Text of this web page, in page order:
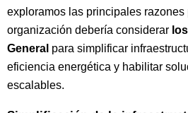
exploramos las principales razones
organización debería considerar
General para simplificar
eficiencia energética y habilitar
escalables.